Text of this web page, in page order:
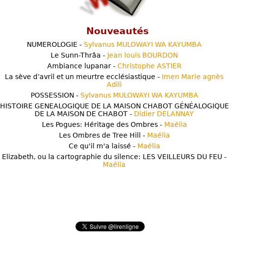
Nouveautés
NUMEROLOGIE - Sylvanus MULOWAYI WA KAYUMBA
Le Sunn-Thrâa - Jean louis BOURDON
Ambiance lupanar - Christophe ASTIER
La sève d’avril et un meurtre ecclésiastique - Imen Marie agnès
Adili
POSSESSION - Sylvanus MULOWAYI WA KAYUMBA
HISTOIRE GENEALOGIQUE DE LA MAISON CHABOT GÉNÉALOGIQUE
DE LA MAISON DE CHABOT - Didier DELANNAY
Les Pogues: Héritage des Ombres - Maélia
Les Ombres de Tree Hill - Maélia
Ce qu'il m'a laissé - Maélia
Elizabeth, ou la cartographie du silence: LES VEILLEURS DU FEU -
Maélia